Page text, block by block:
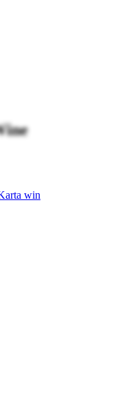
win